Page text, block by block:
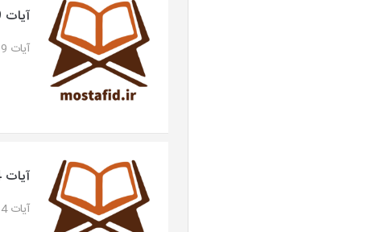
آیات 9 تا 13
آیات 9 تا 13...
آیات 4 تا 8
آیات 4 تا 8...